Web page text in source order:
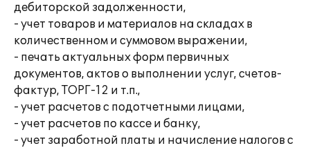
дебиторской задолженности,
- учет товаров и материалов на складах в
количественном и суммовом выражении,
- печать актуальных форм первичных
документов, актов о выполнении услуг, счетов-
фактур, ТОРГ-12 и т.п.,
- учет расчетов с подотчетными лицами,
- учет расчетов по кассе и банку,
- учет заработной платы и начисление налогов с